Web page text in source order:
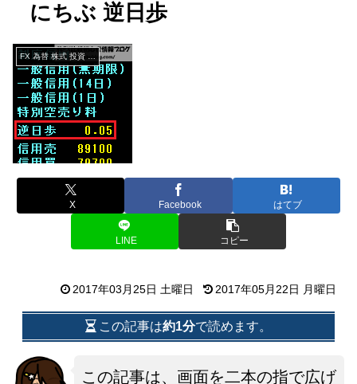
にちぶ 逆日歩
FX 為替 株式 投資 経済 用語
X Facebook はてブ
LINE コピー
2017年03月25日 土曜日 2017年05月22日 月曜日
この記事は約1分で読めます。
この記事は、画面を二本の指で広げ